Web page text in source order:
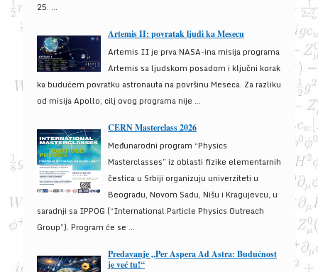
25. ...
Artemis II: povratak ljudi ka Mesecu
Artemis II je prva NASA-ina misija programa
Artemis sa ljudskom posadom i ključni korak
ka budućem povratku astronauta na površinu Meseca. Za razliku
od misija Apollo, cilj ovog programa nije ...
CERN Masterclass 2026
Međunarodni program “Physics
Masterclasses” iz oblasti fizike elementarnih
čestica u Srbiji organizuju univerziteti u
Beogradu, Novom Sadu, Nišu i Kragujevcu, u
saradnji sa IPPOG (“International Particle Physics Outreach
Group”). Program će se ...
Predavanje „Per Aspera Ad Astra: Budućnost
je već tu!“